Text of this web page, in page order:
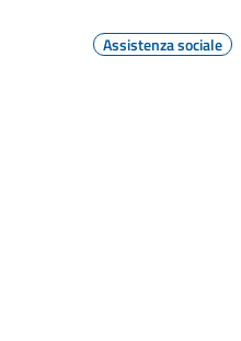
Assistenza sociale